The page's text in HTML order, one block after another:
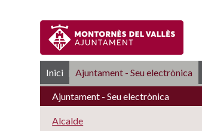
Inici Ajuntament - Seu electrònica
RSS
Ajuntament - Seu electrònica
Alcalde